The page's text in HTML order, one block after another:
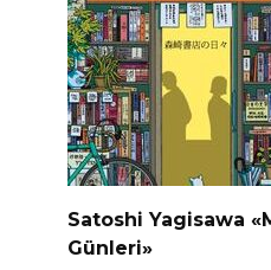
Satoshi Yagisawa
Günleri»